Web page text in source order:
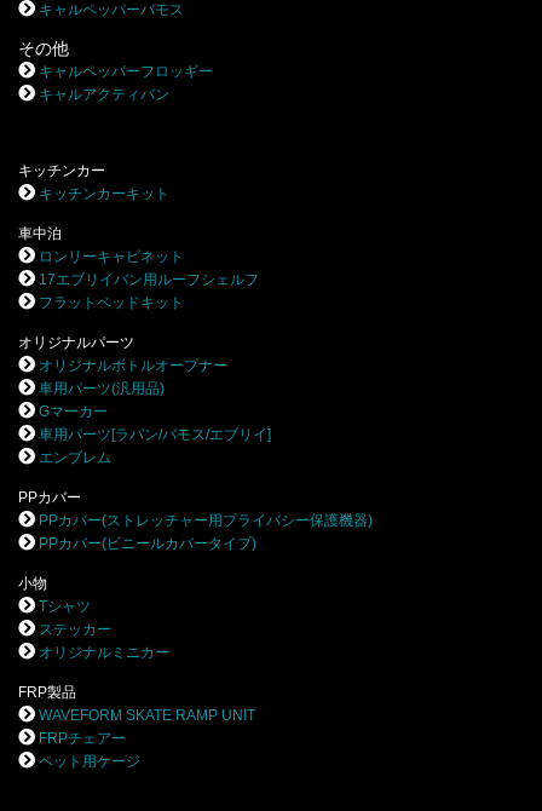
キャルペッパーバモス
その他
キャルペッパーフロッギー
キャルアクティバン
キッチンカー
キッチンカーキット
車中泊
ロンリーキャビネット
17エブリイバン用ルーフシェルフ
フラットベッドキット
オリジナルパーツ
オリジナルボトルオープナー
車用パーツ(汎用品)
Gマーカー
車用パーツ[ラパン/バモス/エブリイ]
エンブレム
PPカバー
PPカバー(ストレッチャー用プライバシー保護機器)
PPカバー(ビニールカバータイプ)
小物
Tシャツ
ステッカー
オリジナルミニカー
FRP製品
WAVEFORM SKATE RAMP UNIT
FRPチェアー
ペット用ケージ